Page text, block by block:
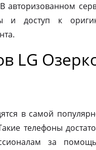
авторизованном
и доступ к
LG
в самой
телефоны
за